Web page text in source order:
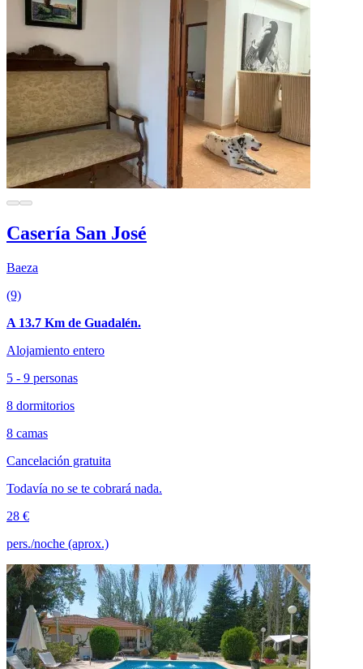
Casería San José
Baeza
(9)
A 13.7 Km de Guadalén.
Alojamiento entero
5 - 9 personas
8 dormitorios
8 camas
Cancelación gratuita
Todavía no se te cobrará nada.
28 €
pers./noche (aprox.)